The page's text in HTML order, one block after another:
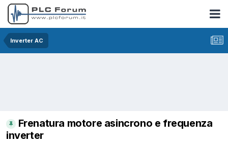
Inverter AC
Frenatura motore asincrono e frequenza
inverter